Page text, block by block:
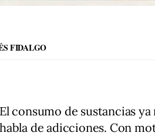
FIDALGO
El consumo de sustancias
habla de adicciones. Con